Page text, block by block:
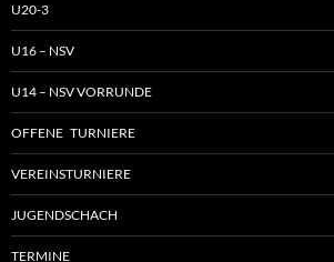
U20-3
U16 – NSV
U14 – NSV VORRUNDE
OFFENE TURNIERE
VEREINSTURNIERE
JUGENDSCHACH
TERMINE